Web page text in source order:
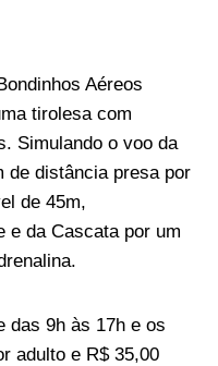
Aéreos
tirolesa com
Simulando o voo da
de distância presa por
de 45m,
e da Cascata por um
das 9h às 17h e os
adulto e R$ 35,00